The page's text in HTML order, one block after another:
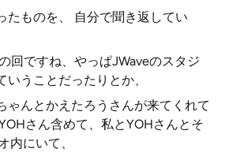
たものを、 自分で聞き返してい
回ですね、やっぱJWaveのスタジ
うことだったりとか、
ゃんとかえたろうさんが来てくれて
さん含めて、私とYOHさんとそ
内にいて、